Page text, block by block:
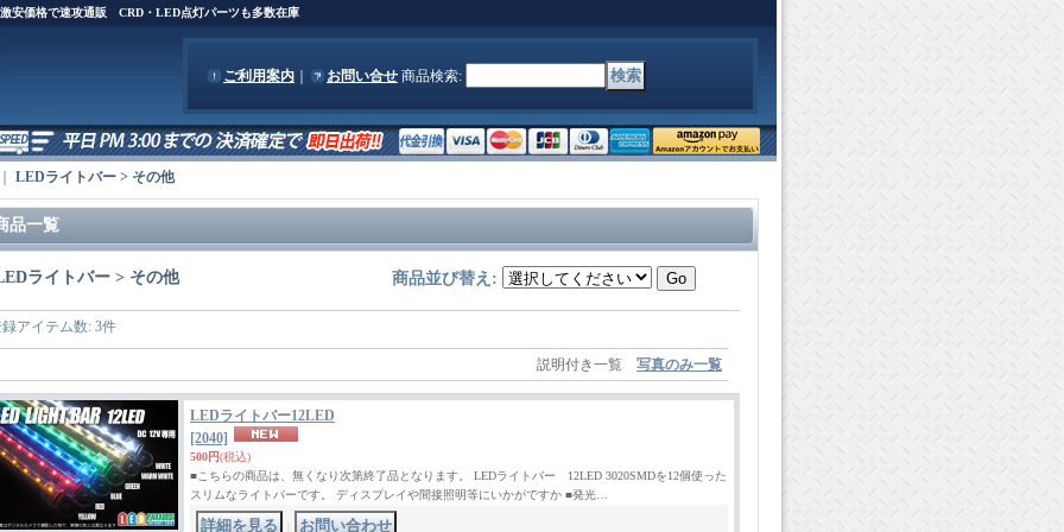
安価格で速攻通販 CRD・LED点灯パーツも多数在庫
ご利用案内 お問い合せ 商品検索:
LEDライトバー > その他
品一覧
ライトバー > その他 商品並び替え :
アイテム数: 3件
説明付き一覧 写真のみ一覧
LEDライトバー12LED
[2040]
500円(税込)
■こちらの商品は、無くなり次第終了品となります。 LEDライトバー 12LED 3020SMDを12個使った
スリムなライトバーです。 ディスプレイや間接照明等にいかがですか ■発光…